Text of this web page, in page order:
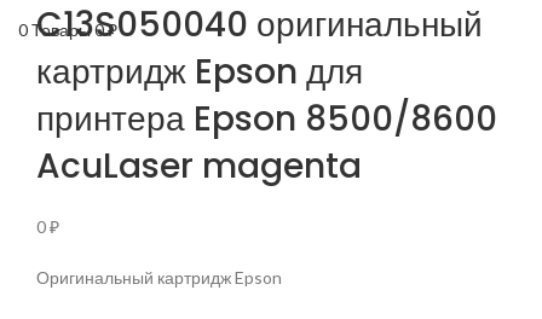
0Товары0₽
C13S050040 оригинальный
картридж Epson для
принтера Epson 8500/8600
AcuLaser magenta
0₽
Оригинальный картридж Epson